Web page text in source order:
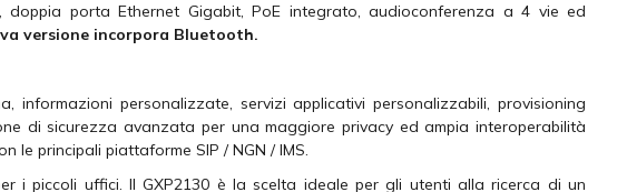
doppia porta Ethernet Gigabit, PoE integrato, audioconferenza a 4 vie ed
versione incorpora Bluetooth.
informazioni personalizzate, servizi applicativi personalizzabili, provisioning
di sicurezza avanzata per una maggiore privacy ed ampia interoperabilità
le principali piattaforme SIP / NGN / IMS.
i piccoli uffici. Il GXP2130 è la scelta ideale per gli utenti alla ricerca di un